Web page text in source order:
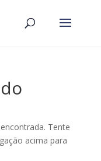
Tente
acima para